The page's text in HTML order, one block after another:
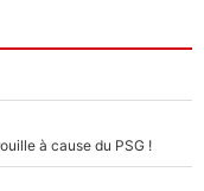
à cause du PSG !